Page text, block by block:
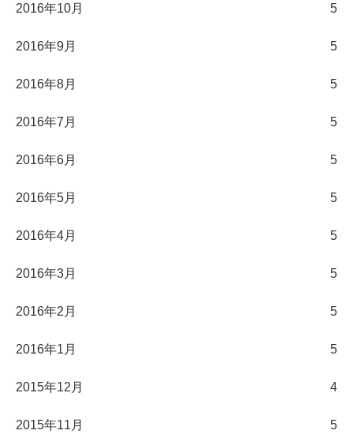
2016年10月 5
2016年9月 5
2016年8月 5
2016年7月 5
2016年6月 5
2016年5月 5
2016年4月 5
2016年3月 5
2016年2月 5
2016年1月 5
2015年12月 4
2015年11月 5